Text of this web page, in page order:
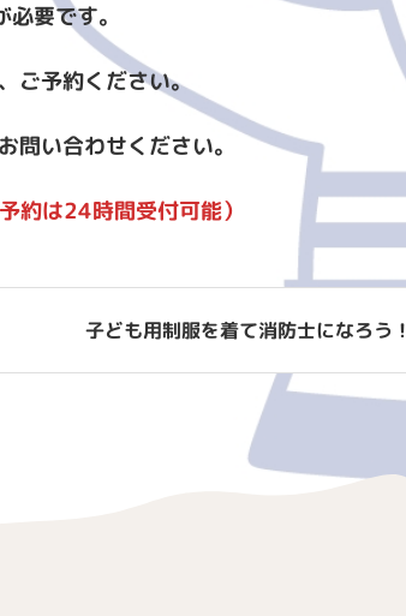
要です。
ご予約ください。
い合わせください。
は24時間受付可能）
子ども用制服を着て消防士になろう！